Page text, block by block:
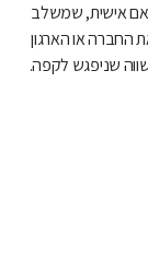
אישית, שמשלב
החברה או הארגון
שניפגש לקפה.